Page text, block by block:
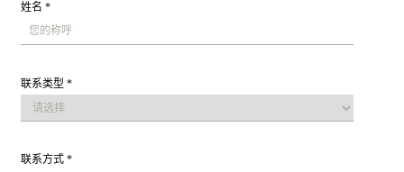
姓名 *
联系类型 *
联系方式 *